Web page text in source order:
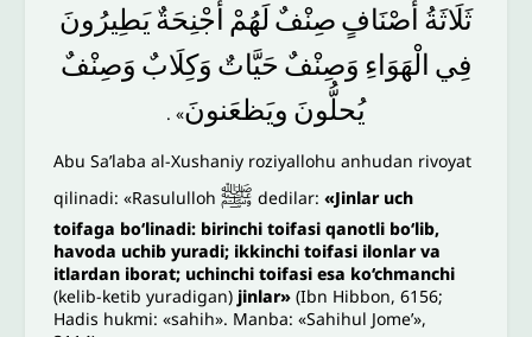
ثَلَاثَةُ أَصْنَافٍ صِنْفٌ لَهُمْ أَجْنِحَةٌيَطِيرُونَ
فِي الْهَوَاءِ وَصِنْفٌ حَيَّاتٌ وَكِلَابٌ وَصِنْفٌ
يُحلُّونَ ويَظعَنونَ» .
Abu Sa’laba al-Xushaniy roziyallohu anhudan rivoyat
qilinadi: «Rasulullohﷺ dedilar:«Jinlar uch
toifaga bo‘linadi: birinchi toifasi qanotli bo‘lib,
havoda uchib yuradi; ikkinchi toifasi ilonlar va
itlardan iborat; uchinchi toifasi esa ko‘chmanchi
(kelib-ketib yuradigan) jinlar» (Ibn Hibbon, 6156;
Hadis hukmi: «sahih». Manba: «Sahihul Jome’»,